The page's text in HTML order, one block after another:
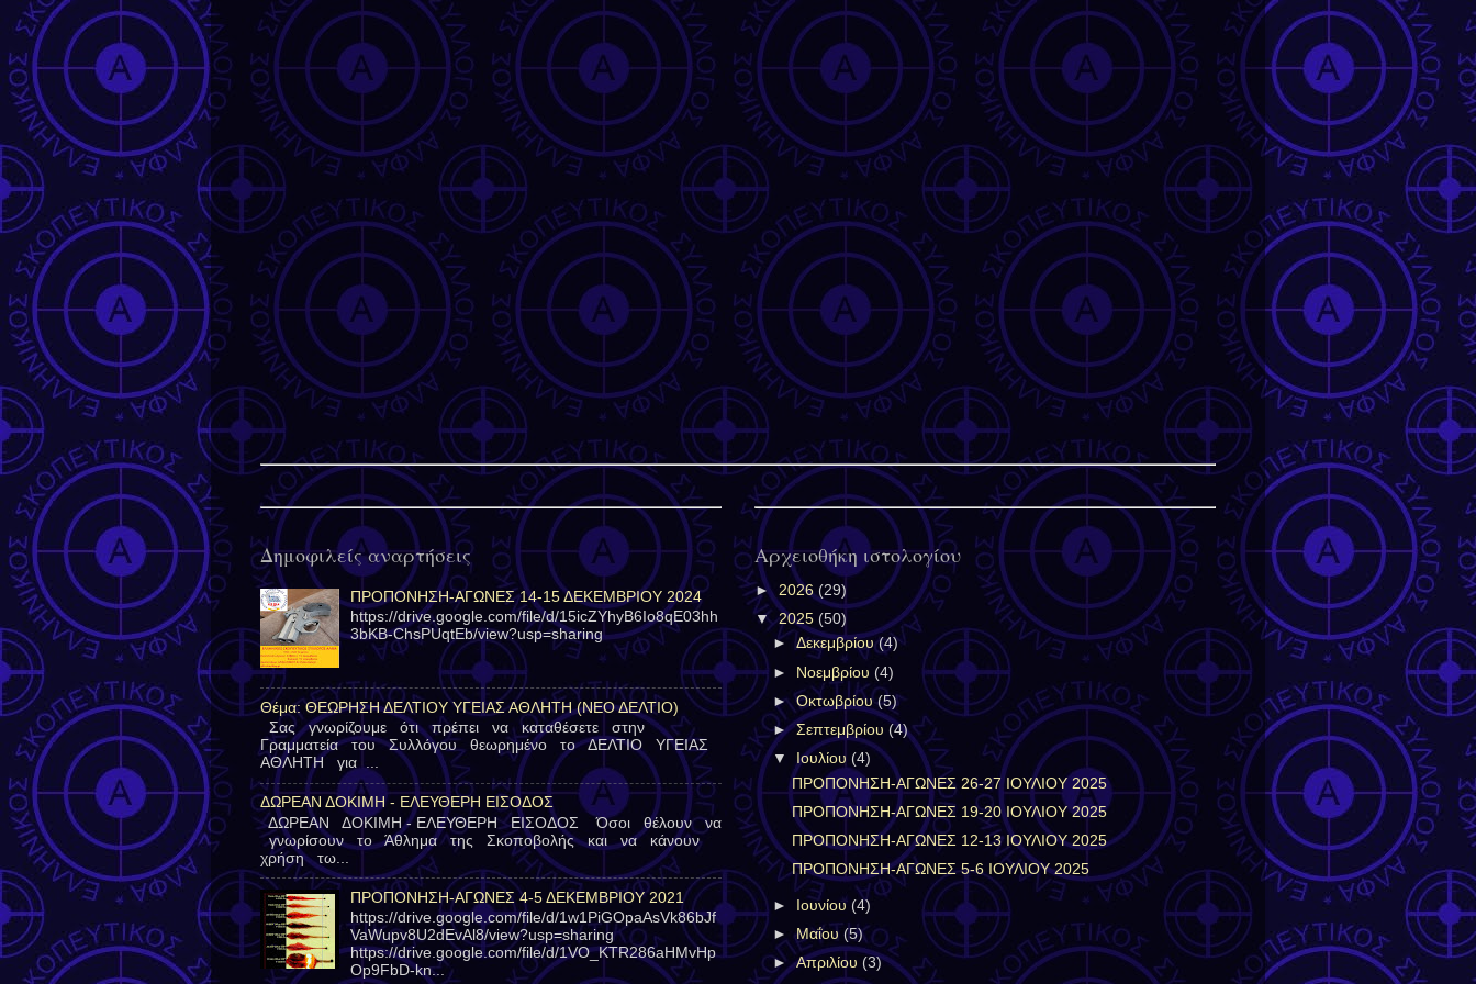
Δημοφιλείς αναρτήσεις
ΠΡΟΠΟΝΗΣΗ-ΑΓΩΝΕΣ 14-15 ΔΕΚΕΜΒΡΙΟΥ 2024
https://drive.google.com/file/d/15icZYhyB6Io8qE03hh
3bKB-ChsPUqtEb/view?usp=sharing
Θέμα: ΘΕΩΡΗΣΗ ΔΕΛΤΙΟΥ ΥΓΕΙΑΣ ΑΘΛΗΤΗ (ΝΕΟ ΔΕΛΤΙΟ)
Σας γνωρίζουμε ότι πρέπει να καταθέσετε στην
Γραμματεία του Συλλόγου θεωρημένο το ΔΕΛΤΙΟ ΥΓΕΙΑΣ
ΑΘΛΗΤΗ για ...
ΔΩΡΕΑΝ ΔΟΚΙΜΗ - ΕΛΕΥΘΕΡΗ ΕΙΣΟΔΟΣ
ΔΩΡΕΑΝ ΔΟΚΙΜΗ - ΕΛΕΥΘΕΡΗ ΕΙΣΟΔΟΣ Όσοι θέλουν να
γνωρίσουν το Άθλημα της Σκοποβολής και να κάνουν
χρήση τω...
ΠΡΟΠΟΝΗΣΗ-ΑΓΩΝΕΣ 4-5 ΔΕΚΕΜΒΡΙΟΥ 2021
https://drive.google.com/file/d/1w1PiGOpaAsVk86bJf
VaWupv8U2dEvAl8/view?usp=sharing
https://drive.google.com/file/d/1VO_KTR286aHMvHp
Op9FbD-kn...
Αρχειοθήκη ιστολογίου
► 2026 (29)
▼2025 (50)
►Δεκεμβρίου(4)
► Νοεμβρίου (4)
►Οκτωβρίου(5)
►Σεπτεμβρίου (4)
▼
Ιουλίου (4)
ΠΡΟΠΟΝΗΣΗ-ΑΓΩΝΕΣ 26-27 ΙΟΥΛΙΟΥ 2025
ΠΡΟΠΟΝΗΣΗ-ΑΓΩΝΕΣ 19-20 ΙΟΥΛΙΟΥ 2025
ΠΡΟΠΟΝΗΣΗ-ΑΓΩΝΕΣ 12-13 ΙΟΥΛΙΟΥ 2025
ΠΡΟΠΟΝΗΣΗ-ΑΓΩΝΕΣ 5-6 ΙΟΥΛΙΟΥ 2025
► Ιουνίου (4)
►Μαΐου(5)
►Απριλίου (3)